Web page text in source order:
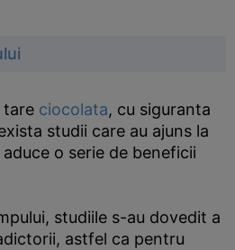
tare ciocolata, cu siguranta
studii care au ajuns la
o serie de beneficii
studiile s-au dovedit a
astfel ca pentru